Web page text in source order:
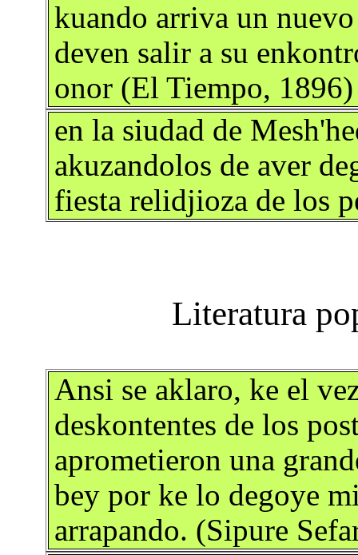
kuando arriva un
deven salir a su
onor (El Tiempo, 1896)
en la siudad de
akuzandolos de aver
fiesta relidjioza de los
Ansi se aklaro, ke el
deskontentes de los
aprometieron una
bey por ke lo degoye
arrapando. (Sipure